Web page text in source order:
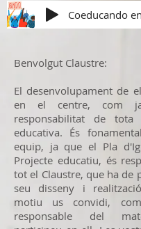
Coeducando
Benvolgut Claustre:
El desenvolupament de
en el centre, com
responsabilitat de tota
educativa. És
equip, ja que el Pla
Projecte educatiu, és
tot el Claustre, que ha de
seu disseny i
motiu us convidi,
responsable del